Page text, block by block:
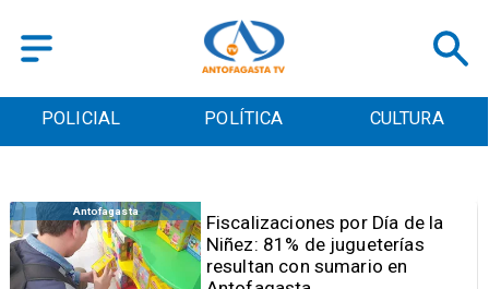
POLICIAL POLÍTICA CULTURA
Antofagasta
Tribunal frena opción de pena
mixta para Karen Rojo por ahora